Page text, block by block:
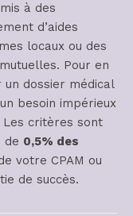
à des
d’aides
locaux ou des
Pour en
dossier médical
besoin impérieux
Les critères sont
de 0,5% des
votre CPAM ou
de succès.